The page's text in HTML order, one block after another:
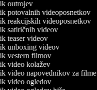
outrojev
potovalnih videoposnetkov
reakcijskih videoposnetkov
satiričnih videov
teaser videov
unboxing videov
vestern filmov
video kolažev
video napovednikov za filme
video ogledov